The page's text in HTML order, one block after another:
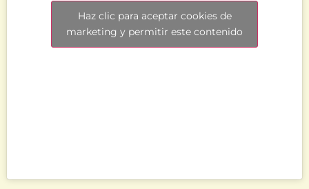
Haz clic para aceptar cookies de
marketing y permitir este contenido